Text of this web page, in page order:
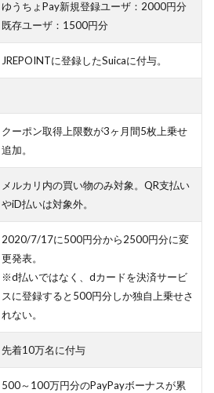
ゆうちょPay新規登録ユーザ：2000円分
既存ユーザ：1500円分
JREPOINTに登録したSuicaに付与。
クーポン取得上限数が3ヶ月間5枚上乗せ
追加。
メルカリ内の買い物のみ対象。QR支払い
やiD払いは対象外。
2020/7/17に500円分から2500円分に変
更発表。
※d払いではなく、dカードを決済サービ
スに登録すると500円分しか独自上乗せさ
れない。
先着10万名に付与
500～100万円分のPayPayボーナスが累